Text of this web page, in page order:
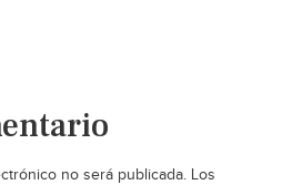
no será publicada. Los